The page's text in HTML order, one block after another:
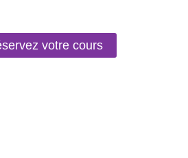
votre cours